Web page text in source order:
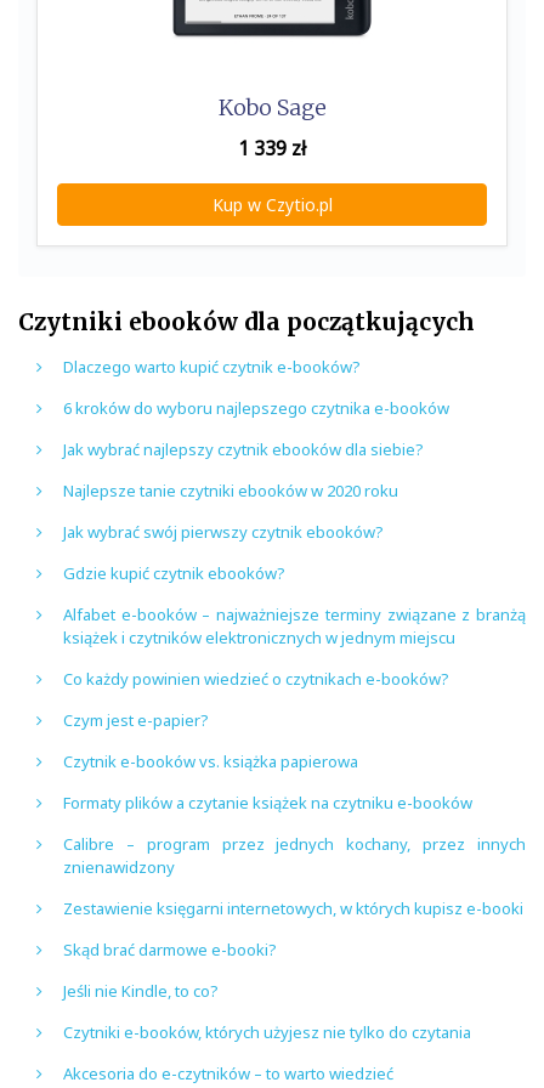
Kobo Sage
1 339 zł
Kup w Czytio.pl
Czytniki ebooków dla początkujących
Dlaczego warto kupić czytnik e-booków?
6 kroków do wyboru najlepszego czytnika e-booków
Jak wybrać najlepszy czytnik ebooków dla siebie?
Najlepsze tanie czytniki ebooków w 2020 roku
Jak wybrać swój pierwszy czytnik ebooków?
Gdzie kupić czytnik ebooków?
Alfabet e-booków – najważniejsze terminy związane z branżą
książek i czytników elektronicznych w jednym miejscu
Co każdy powinien wiedzieć o czytnikach e-booków?
Czym jest e-papier?
Czytnik e-booków vs. książka papierowa
Formaty plików a czytanie książek na czytniku e-booków
Calibre – program przez jednych kochany, przez innych
znienawidzony
Zestawienie księgarni internetowych, w których kupisz e-booki
Skąd brać darmowe e-booki?
Jeśli nie Kindle, to co?
Czytniki e-booków, których użyjesz nie tylko do czytania
Akcesoria do e-czytników – to warto wiedzieć